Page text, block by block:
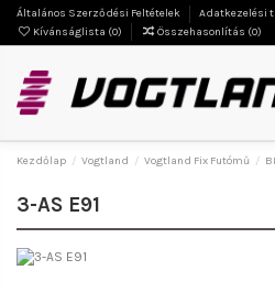
Általános Szerződési Feltételek Adatkezelési
Kívánságlista (0) Összehasonlítás (0)
Kezdőlap Vogtland Vogtland Fix Futómű
3-AS E91